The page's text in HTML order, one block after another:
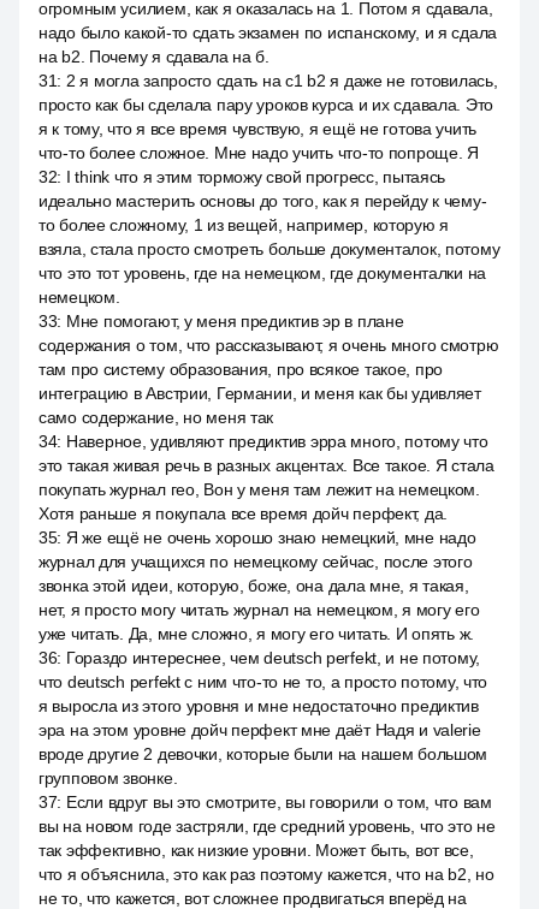
огромным усилием, как я оказалась на 1. Потом я сдавала,
надо было какой-то сдать экзамен по испанскому, и я сдала
на b2. Почему я сдавала на б.
31: 2 я могла запросто сдать на c1 b2 я даже не готовилась,
просто как бы сделала пару уроков курса и их сдавала. Это
я к тому, что я все время чувствую, я ещё не готова учить
что-то более сложное. Мне надо учить что-то попроще. Я
32: I think что я этим торможу свой прогресс, пытаясь
идеально мастерить основы до того, как я перейду к чему-
то более сложному, 1 из вещей, например, которую я
взяла, стала просто смотреть больше документалок, потому
что это тот уровень, где на немецком, где документалки на
немецком.
33: Мне помогают, у меня предиктив эр в плане
содержания о том, что рассказывают, я очень много смотрю
там про систему образования, про всякое такое, про
интеграцию в Австрии, Германии, и меня как бы удивляет
само содержание, но меня так
34: Наверное, удивляют предиктив эрра много, потому что
это такая живая речь в разных акцентах. Все такое. Я стала
покупать журнал гео, Вон у меня там лежит на немецком.
Хотя раньше я покупала все время дойч перфект, да.
35: Я же ещё не очень хорошо знаю немецкий, мне надо
журнал для учащихся по немецкому сейчас, после этого
звонка этой идеи, которую, боже, она дала мне, я такая,
нет, я просто могу читать журнал на немецком, я могу его
уже читать. Да, мне сложно, я могу его читать. И опять ж.
36: Гораздо интереснее, чем deutsch perfekt, и не потому,
что deutsch perfekt с ним что-то не то, а просто потому, что
я выросла из этого уровня и мне недостаточно предиктив
эра на этом уровне дойч перфект мне даёт Надя и valerie
вроде другие 2 девочки, которые были на нашем большом
групповом звонке.
37: Если вдруг вы это смотрите, вы говорили о том, что вам
вы на новом годе застряли, где средний уровень, что это не
так эффективно, как низкие уровни. Может быть, вот все,
что я объяснила, это как раз поэтому кажется, что на b2, но
не то, что кажется, вот сложнее продвигаться вперёд на